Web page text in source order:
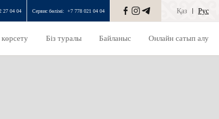
27 04 04 Сервис бөлімі: +7 778 021 04 04 Қаз Рус
Біз туралы Байланыс Онлайн сатып алу